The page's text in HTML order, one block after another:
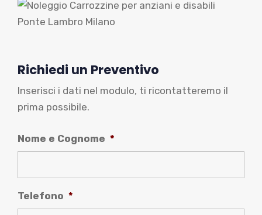
Richiedi un Preventivo
Inserisci i dati nel modulo, ti ricontatteremo il
prima possibile.
Nome e Cognome *
Telefono *